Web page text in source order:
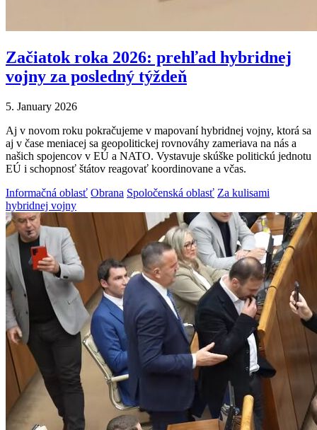
Začiatok roka 2026: prehľad hybridnej
vojny za posledný týždeň
5. January 2026
Aj v novom roku pokračujeme v mapovaní hybridnej vojny, ktorá sa
aj v čase meniacej sa geopolitickej rovnováhy zameriava na nás a
našich spojencov v EÚ a NATO. Vystavuje skúške politickú jednotu
EÚ i schopnosť štátov reagovať koordinovane a včas.
Informačná oblasť Obrana Spoločenská oblasť Za kulisami
hybridnej vojny